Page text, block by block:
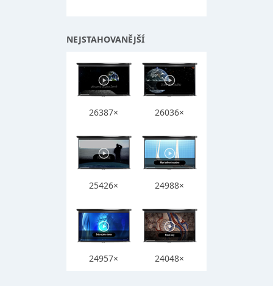
NEJSTAHOVANĚJŠÍ
26387× 26036×
25426× 24988×
24957× 24048×